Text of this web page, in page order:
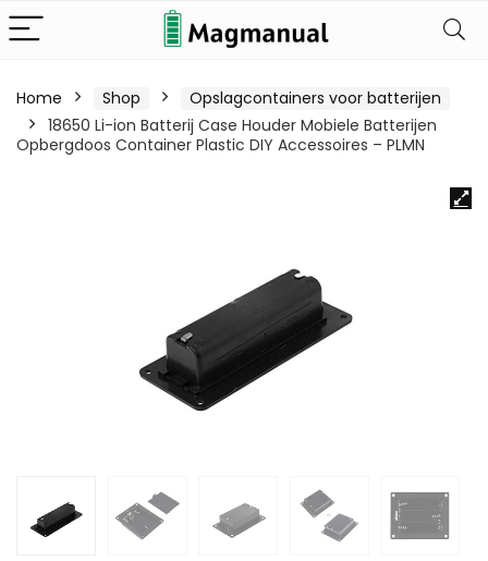
Home Shop
Opslagcontainers voor batterijen
18650 Li-ion Batterij Case Houder Mobiele Batterijen
Opbergdoos Container Plastic DIY Accessoires – PLMN